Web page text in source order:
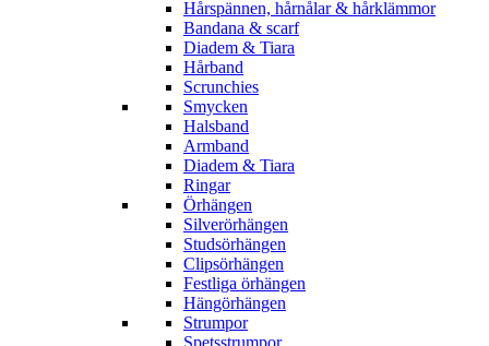
Hårspännen, hårnålar & hårklämmor
Bandana & scarf
Diadem & Tiara
Hårband
Scrunchies
Smycken
Halsband
Armband
Diadem & Tiara
Ringar
Örhängen
Silverörhängen
Studsörhängen
Clipsörhängen
Festliga örhängen
Hängörhängen
Strumpor
Spetsstrumpor